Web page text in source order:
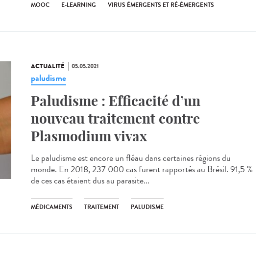
MOOC E-LEARNING VIRUS ÉMERGENTS ET RÉ-ÉMERGENTS
ACTUALITÉ 05.05.2021
paludisme
Paludisme : Efficacité d’un
nouveau traitement contre
Plasmodium vivax
Le paludisme est encore un fléau dans certaines régions du
monde. En 2018, 237 000 cas furent rapportés au Brésil. 91,5 %
de ces cas étaient dus au parasite...
MÉDICAMENTS TRAITEMENT PALUDISME